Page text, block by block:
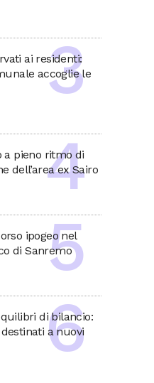
ai residenti:
accoglie le
a pieno ritmo di
dell’area ex Sairo
ipogeo nel
di Sanremo
di bilancio:
a nuovi